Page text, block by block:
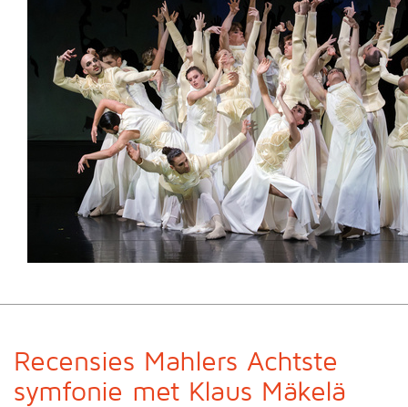
Recensies Mahlers Achtste
symfonie met Klaus Mäkelä